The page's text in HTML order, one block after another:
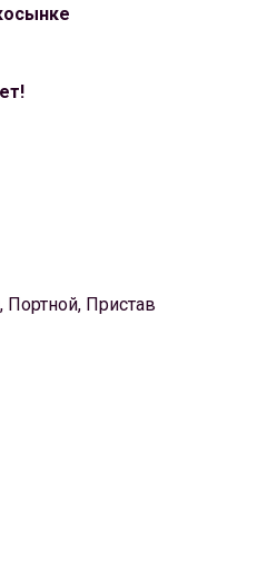
Пристав